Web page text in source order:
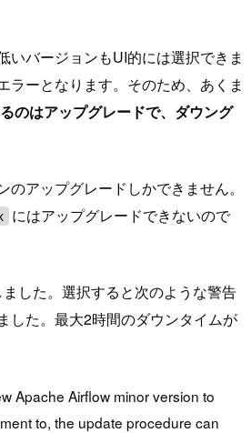
いバージョンもUI的には選択できま
ラーとなります。そのため、あくま
のはアップグレードで、ダウング
のアップグレードしかできません。
にはアップグレードできないので
ました。選択すると次のような警告
した。最大2時間のダウンタイムが
Apache Airflow minor version to
to, the update procedure can